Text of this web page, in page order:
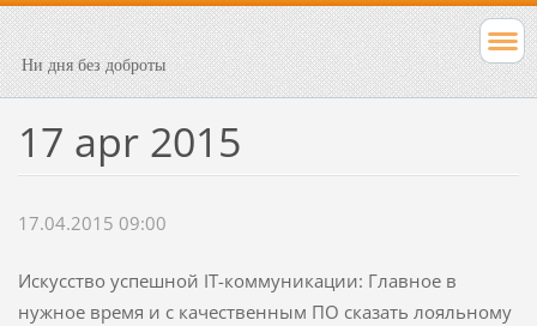
Ни дня без доброты
17 apr 2015
17.04.2015 09:00
Искусство успешной IT-коммуникации: Главное в
нужное время и с качественным ПО сказать лояльному